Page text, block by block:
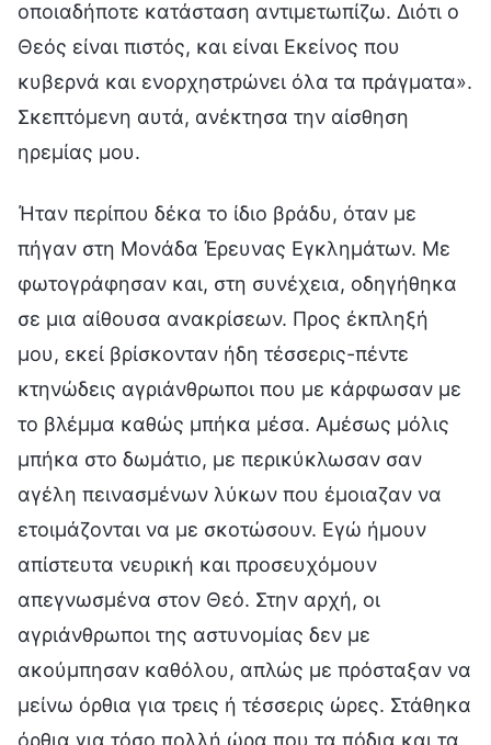
οποιαδήποτε κατάσταση αντιμετωπίζω. Διότι ο
Θεός είναι πιστός, και είναι Εκείνος που
κυβερνά και ενορχηστρώνει όλα τα πράγματα».
Σκεπτόμενη αυτά, ανέκτησα την αίσθηση
ηρεμίας μου.
Ήταν περίπου δέκα το ίδιο βράδυ, όταν με
πήγαν στη Μονάδα Έρευνας Εγκλημάτων. Με
φωτογράφησαν και, στη συνέχεια, οδηγήθηκα
σε μια αίθουσα ανακρίσεων. Προς έκπληξή
μου, εκεί βρίσκονταν ήδη τέσσερις-πέντε
κτηνώδεις αγριάνθρωποι που με κάρφωσαν με
το βλέμμα καθώς μπήκα μέσα. Αμέσως μόλις
μπήκα στο δωμάτιο, με περικύκλωσαν σαν
αγέλη πεινασμένων λύκων που έμοιαζαν να
ετοιμάζονται να με σκοτώσουν. Εγώ ήμουν
απίστευτα νευρική και προσευχόμουν
απεγνωσμένα στον Θεό. Στην αρχή, οι
αγριάνθρωποι της αστυνομίας δεν με
ακούμπησαν καθόλου, απλώς με πρόσταξαν να
μείνω όρθια για τρεις ή τέσσερις ώρες. Στάθηκα
όρθια για τόσο πολλή ώρα που τα πόδια και τα